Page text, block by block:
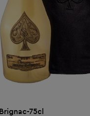
AJOUTER AU PANIER
75cl